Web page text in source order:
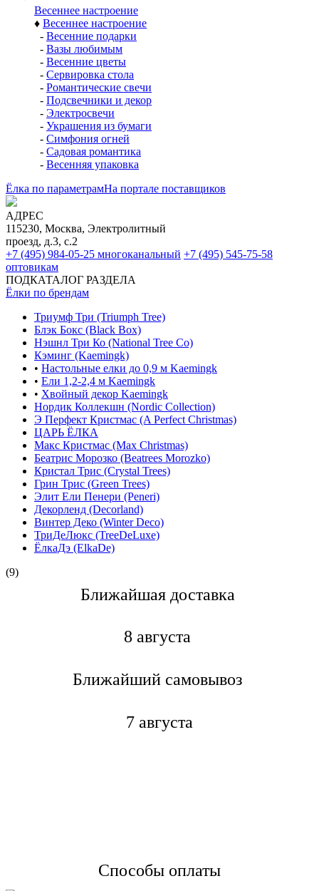
Весеннее настроение
♦ Весеннее настроение
- Весенние подарки
- Вазы любимым
- Весенние цветы
- Сервировка стола
- Романтические свечи
- Подсвечники и декор
- Электросвечи
- Украшения из бумаги
- Симфония огней
- Садовая романтика
- Весенняя упаковка
Ёлка по параметрамНа портале поставщиков
АДРЕС
115230, Москва, Электролитный
проезд, д.3, с.2
+7 (495) 984-05-25 многоканальный +7 (495) 545-75-58
оптовикам
ПОДКАТАЛОГ РАЗДЕЛА
Ёлки по брендам
Триумф Три (Triumph Tree)
Блэк Бокс (Black Box)
Нэшнл Три Ко (National Tree Co)
Кэминг (Kaemingk)
• Настольные елки до 0,9 м Kaemingk
• Ели 1,2-2,4 м Kaemingk
• Хвойный декор Kaemingk
Нордик Коллекшн (Nordic Collection)
Э Перфект Кристмас (A Perfect Christmas)
ЦАРЬ ЁЛКА
Макс Кристмас (Max Christmas)
Беатрис Морозко (Beatrees Morozko)
Кристал Трис (Crystal Trees)
Грин Трис (Green Trees)
Элит Ели Пенери (Peneri)
Декорленд (Decorland)
Винтер Деко (Winter Deco)
ТриДеЛюкс (TreeDeLuxe)
ЁлкаДэ (ElkaDe)
(9)
Ближайшая доставкa
8 августа
Ближайший самовывоз
7 августа
Способы оплаты